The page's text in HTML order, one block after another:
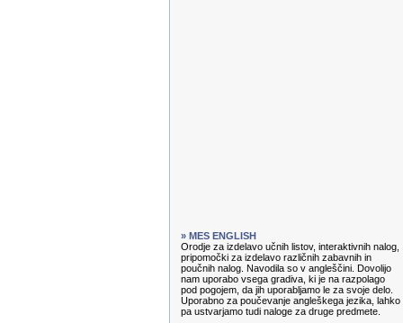
» MES ENGLISH
Orodje za izdelavo učnih listov, interaktivnih nalog,
pripomočki za izdelavo različnih zabavnih in
poučnih nalog. Navodila so v angleščini. Dovolijo
nam uporabo vsega gradiva, ki je na razpolago
pod pogojem, da jih uporabljamo le za svoje delo.
Uporabno za poučevanje angleškega jezika, lahko
pa ustvarjamo tudi naloge za druge predmete.